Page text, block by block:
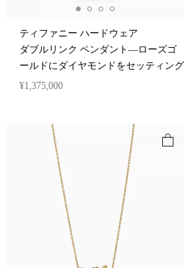
ティファニー ハードウェア
ダブルリンク ペンダント—ローズゴ
ールドにダイヤモンドをセッティング
¥1,375,000